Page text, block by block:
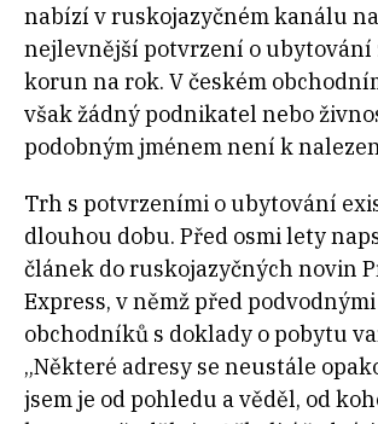
nabízí v ruskojazyčném kanálu
nejlevnější potvrzení o ubytování
korun na rok. V českém
však žádný podnikatel nebo
podobným jménem není k
Trh s potvrzeními o ubytování
dlouhou dobu. Před osmi lety
článek do ruskojazyčných novin
Express, v němž před
obchodníků s doklady o pobytu
„Některé adresy se neustále
jsem je od pohledu a věděl, od